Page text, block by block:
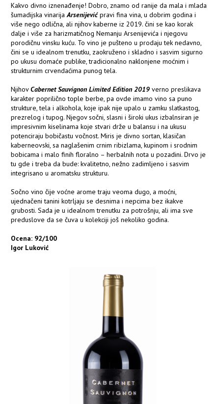
Kakvo divno iznenađenje! Dobro, znamo od ranije da mala i mlada
šumadijska vinarijaArsenijevićpravi fina vina, u dobrim godina i
više nego odlična, ali njihov kaberne iz 2019. čini se kao korak
dalje i više za harizmatičnog Nemanju Arsenijevića i njegovu
porodičnu vinsku kuću. To vino je pušteno u prodaju tek nedavno,
čini se u idealnom trenutku, zaokruženo i skladno i sasvim sigurno
po ukusu domaće publike, tradicionalno naklonjene moćnim i
strukturnim crvendaćima punog tela.
NjihovCabernet Sauvignon Limited Edition 2019 verno preslikava
karakter poprilično tople berbe, pa ovde imamo vino sa puno
strukture, tela i alkohola, koje ipak nije upalo u zamku slatkastog,
prezrelog i tupog. Njegov sočni, slasni i široki ukus izbalnsiran je
impresivnim kiselinama koje stvari drže u balansu i na ukusu
potenciraju bobičastu vočnost. Miris je divno sortan, klasičan
kaberneovski, sa naglašenim crnim ribizlama, kupinom i srodnim
bobicama i malo finih floralno – herbalnih nota u pozadini. Drvo je
tu gde i treba da bude: kvalitetno, nežno zadimljeno i sasvim
integrisano u aromatsku strukturu.
Sočno vino čije voćne arome traju veoma dugo, a moćni,
ujednačeni tanini kotrljaju se desnima i nepcima bez ikakve
grubosti. Sada je u idealnom trenutku za potrošnju, ali ima sve
preduslove da se čuva u kolekciji još nekoliko godina.
Ocena: 92/100
Igor Luković